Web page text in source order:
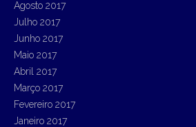
Agosto 2017
Julho 2017
Junho 2017
Maio 2017
Abril 2017
Março 2017
Fevereiro 2017
Janeiro 2017